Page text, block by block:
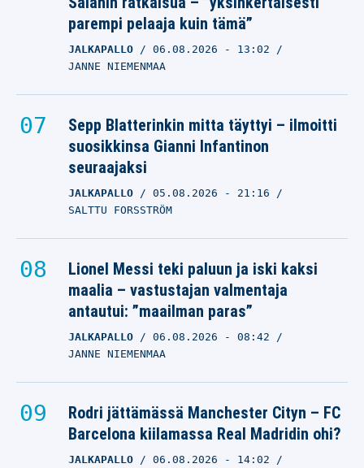
parempi pelaaja kuin tämä”
JALKAPALLO 06.08.2026 - 13:02
JANNE NIEMENMAA
Sepp Blatterinkin mitta täyttyi – ilmoitti
suosikkinsa Gianni Infantinon
seuraajaksi
JALKAPALLO 05.08.2026 - 21:16
SALTTU FORSSTRÖM
Lionel Messi teki paluun ja iski kaksi
maalia – vastustajan valmentaja
antautui: ”maailman paras”
JALKAPALLO 06.08.2026 - 08:42
JANNE NIEMENMAA
Rodri jättämässä Manchester Cityn – FC
Barcelona kiilamassa Real Madridin ohi?
JALKAPALLO 06.08.2026 - 14:02